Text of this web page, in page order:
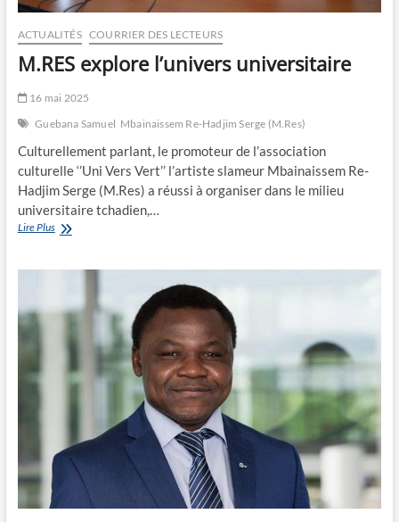
ACTUALITÉS COURRIER DES LECTEURS
M.RES explore l’univers universitaire
16 mai 2025
Guebana Samuel Mbainaissem Re-Hadjim Serge (M.Res)
Culturellement parlant, le promoteur de l’association
culturelle ‘’Uni Vers Vert’’ l’artiste slameur Mbainaissem Re-
Hadjim Serge (M.Res) a réussi à organiser dans le milieu
universitaire tchadien,…
Lire PlusM.RES
universitaire